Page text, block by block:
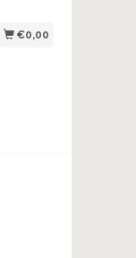
€0,00